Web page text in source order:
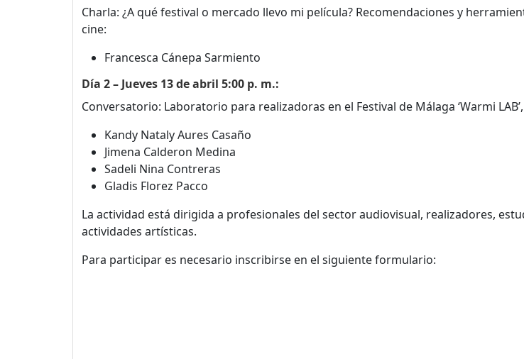
Charla: ¿A qué festival o mercado llevo mi película? Recomendaciones y
cine:
Francesca Cánepa Sarmiento
Día 2 – Jueves 13 de abril 5:00 p. m.:
Conversatorio: Laboratorio para realizadoras en el Festival de Málaga ‘Warmi
Kandy Nataly Aures Casaño
Jimena Calderon Medina
Sadeli Nina Contreras
Gladis Florez Pacco
La actividad está dirigida a profesionales del sector audiovisual, realizadores,
actividades artísticas.
Para participar es necesario inscribirse en el siguiente formulario: